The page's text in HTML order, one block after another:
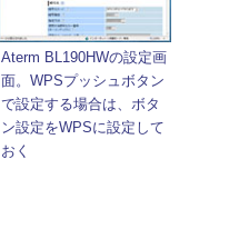
Aterm BL190HWの設定画
面。WPSプッシュボタン
で設定する場合は、ボタ
ン設定をWPSに設定して
おく